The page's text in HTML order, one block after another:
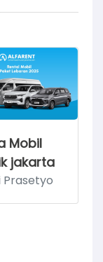
Mobil
jakarta
Prasetyo